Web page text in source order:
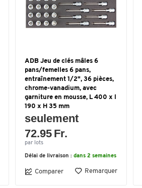
ADB Jeu de clés mâles 6
pans/femelles 6 pans,
entraînement 1/2", 36 pièces,
chrome-vanadium, avec
garniture en mousse, L 400 x l
190 x H 35 mm
seulement
72.95 Fr.
par lots
Délai de livraison : dans 2 semaines
Comparer Remarquer